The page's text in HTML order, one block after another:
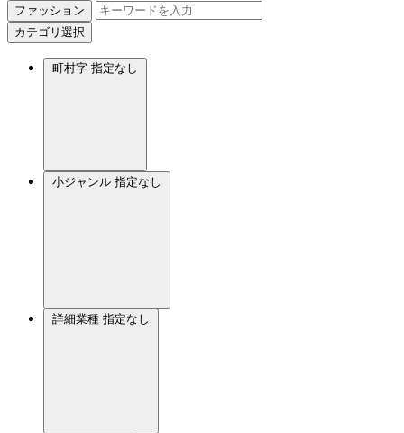
ファッション
カテゴリ選択
町村字 指定なし
小ジャンル 指定なし
詳細業種 指定なし